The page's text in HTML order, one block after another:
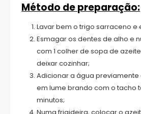
Método de preparação:
Lavar bem o trigo sarraceno e
Esmagar os dentes de alho e
com 1 colher de sopa de
deixar cozinhar;
Adicionar a água
em lume brando com o tacho
minutos;